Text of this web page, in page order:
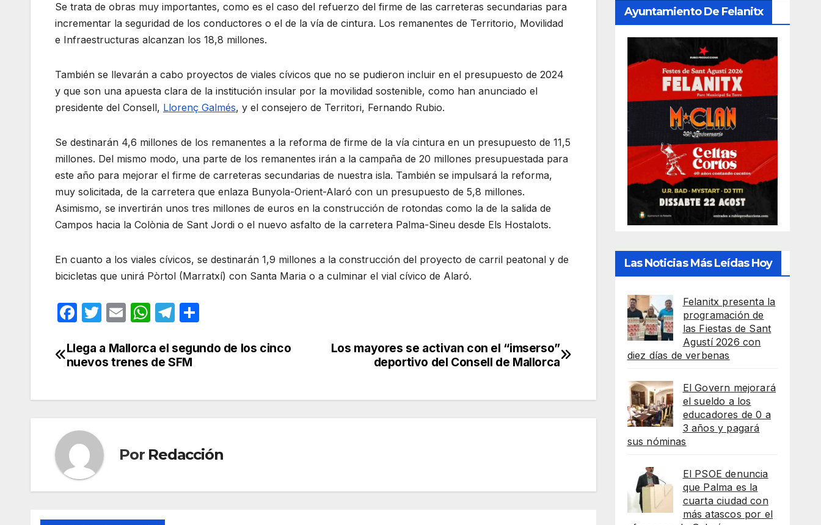
Se trata de obras muy importantes, como es el caso del refuerzo del firme de las carreteras secundarias para
incrementar la seguridad de los conductores o el de la vía de cintura. Los remanentes de Territorio, Movilidad
e Infraestructuras alcanzan los 18,8 millones.
También se llevarán a cabo proyectos de viales cívicos que no se pudieron incluir en el presupuesto de 2024
y que son una apuesta clara de la institución insular por la movilidad sostenible, como han anunciado el
presidente del Consell, Llorenç Galmés, y el consejero de Territori, Fernando Rubio.
Se destinarán 4,6 millones de los remanentes a la reforma de firme de la vía cintura en un presupuesto de 11,5
millones. Del mismo modo, una parte de los remanentes irán a la campaña de 20 millones presupuestada para
este año para mejorar el firme de carreteras secundarias de nuestra isla. También se impulsará la reforma,
muy solicitada, de la carretera que enlaza Bunyola-Orient-Alaró con un presupuesto de 5,8 millones.
Asimismo, se invertirán unos tres millones de euros en la construcción de rotondas como la de la salida de
Campos hacia la Colònia de Sant Jordi o el nuevo asfalto de la carretera Palma-Sineu desde Els Hostalots.
En cuanto a los viales cívicos, se destinarán 1,9 millones a la construcción del proyecto de carril peatonal y de
bicicletas que unirá Pòrtol (Marratxí) con Santa Maria o a culminar el vial cívico de Alaró.
F
c
e
o
k
T
itt
er
E
ail
W
at
s
T
e
gr
m
Navegación
entradas
Los mayores se activan con el “imserso”
deportivo del Consell de Mallorca
Llega a Mallorca el segundo de los cinco
nuevos trenes de SFM
Por Redacción
Ayuntamiento De Felanitx
Las Noticias Más Leídas Hoy
Felanitx presenta la
programación de
las Fiestas de Sant
Agustí 2026 con
diez días de verbenas
El Govern mejorará
el sueldo a los
educadores de 0 a
3 años y pagará
sus nóminas
El PSOE denuncia
que Palma es la
cuarta ciudad con
más atascos por el